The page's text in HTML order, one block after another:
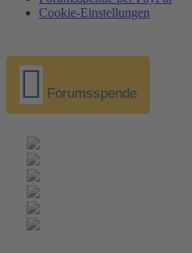
Cookie-Einstellungen
Forumsspende